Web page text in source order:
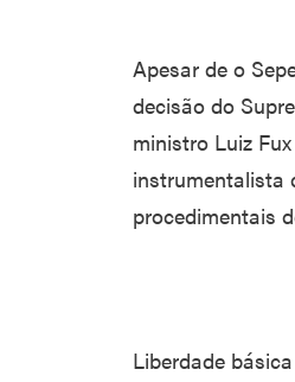
Apesar de o
decisão do
ministro Luiz
instrumentalista
procedimentais
Liberdade básica